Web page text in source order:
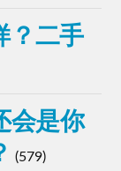
？二手
会是你
(579)